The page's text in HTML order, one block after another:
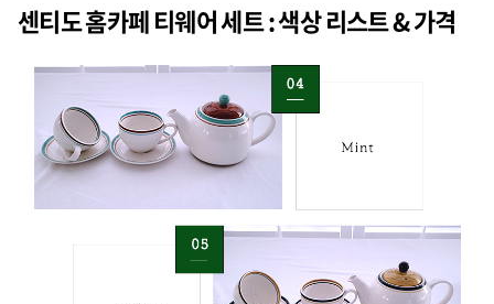
센티도 홈카페 티웨어 세트 : 색상 리스트 & 가격